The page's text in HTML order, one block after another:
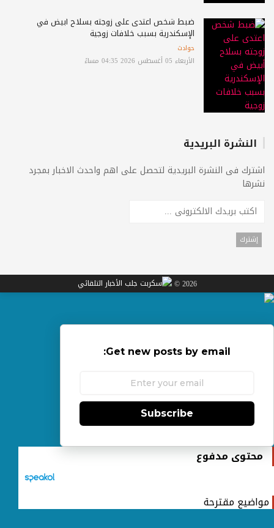
ضبط شخص اعتدى على زوجته بسلاح أبيض في
الإسكندرية بسبب خلافات زوجية
حوادث
الأربعاء 05 أغسطس 2026 04:35 مساءً
النشرة البريدية
اشترك فى النشرة البريدية لتحصل على اهم واحدث الاخبار بمجرد
نشرها
2026 ©
Get new posts by email:
Subscribe
محتوى مدفوع
مواضيع مقترحة